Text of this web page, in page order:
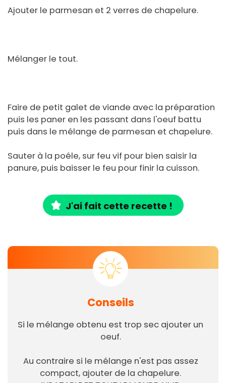
Ajouter le parmesan et 2 verres de chapelure.
Mélanger le tout.
Faire de petit galet de viande avec la préparation
puis les paner en les passant dans l'oeuf battu
puis dans le mélange de parmesan et chapelure.
Sauter à la poéle, sur feu vif pour bien saisir la
panure, puis baisser le feu pour finir la cuisson.
J'ai fait cette recette !
Conseils
Si le mélange obtenu est trop sec ajouter un
oeuf.
Au contraire si le mélange n'est pas assez
compact, ajouter de la chapelure.